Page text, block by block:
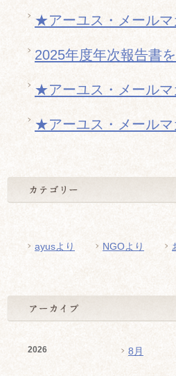
★アーユス・メール
2025年度年次報告書
★アーユス・メール
★アーユス・メール
ayusより NGOより
2026 8月